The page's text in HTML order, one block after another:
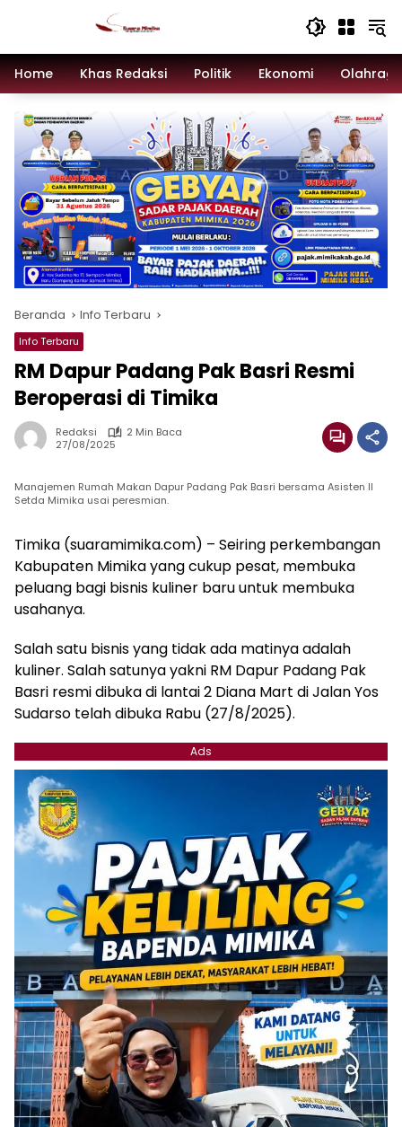
Home
Khas Redaksi Politik Ekonomi
Beranda Info Terbaru
Info Terbaru
RM Dapur Padang Pak Basri Resmi
Beroperasi di Timika
Redaksi
2 Min Baca
27/08/2025
Manajemen Rumah Makan Dapur Padang Pak Basri bersama Asisten II
Setda Mimika usai peresmian.
Timika (suaramimika.com) – Seiring perkembangan
Kabupaten Mimika yang cukup pesat, membuka
peluang bagi bisnis kuliner baru untuk membuka
usahanya.
Salah satu bisnis yang tidak ada matinya adalah
kuliner. Salah satunya yakni RM Dapur Padang Pak
Basri resmi dibuka di lantai 2 Diana Mart di Jalan Yos
Sudarso telah dibuka Rabu (27/8/2025).
Ads